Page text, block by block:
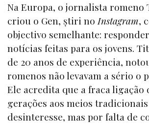
Na Europa, o jornalista romeno
criou o Gen, știri noInstagram,
objectivo semelhante:
notícias feitas para os jovens.
de 20 anos de experiência,
romenos não levavam a sério o
Ele acredita que a fraca ligação
gerações aos meios
desinteresse, mas por falta de